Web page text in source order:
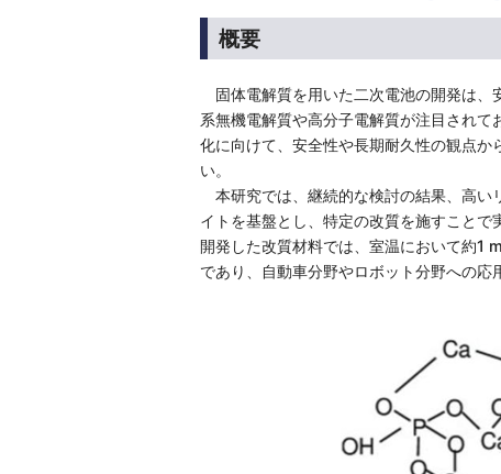
概要
固体電解質を用いた二次電池の開発は、
系無機電解質や高分子電解質が注目され
化に向けて、安全性や長期耐久性の観点
い。
本研究では、継続的な検討の結果、高い
イトを基盤とし、特定の改質を施すこと
開発した改質材料では、室温において約1
であり、自動車分野やロボット分野への応